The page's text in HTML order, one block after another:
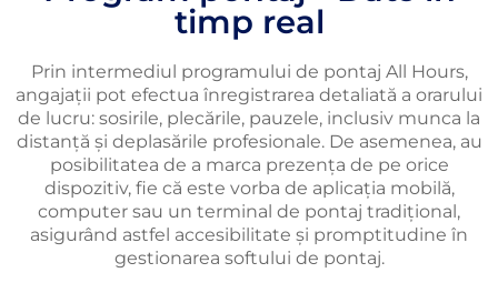
timp real
Prin intermediul programului de pontaj All Hours,
angajații pot efectua înregistrarea detaliată a orarului
de lucru: sosirile, plecările, pauzele, inclusiv munca la
distanță și deplasările profesionale. De asemenea, au
posibilitatea de a marca prezența de pe orice
dispozitiv, fie că este vorba de aplicația mobilă,
computer sau un terminal de pontaj tradițional,
asigurând astfel accesibilitate și promptitudine în
gestionarea softului de pontaj.